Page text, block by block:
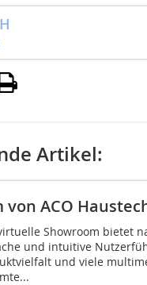
Artikel:
ACO
Showroom bietet
und intuitive
und viele